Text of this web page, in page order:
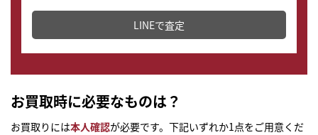
どこからでもすぐに査定金額を知ることが出来ます。
LINEで査定
お買取時に必要なものは？
お買取りには本人確認が必要です。下記いずれか1点をご用意くだ